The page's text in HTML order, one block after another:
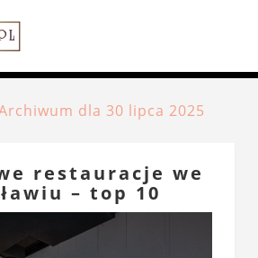
dla 30 lipca 2025
restauracje we
– top 10